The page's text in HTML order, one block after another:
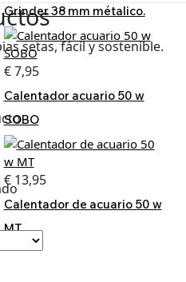
Grinder 38 mm métalico.
€7,95
Calentador acuario 50 w
SOBO
€13,95
Calentador de acuario 50 w
MT
setas, fácil y sostenible.